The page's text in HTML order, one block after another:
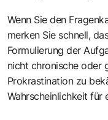
Wenn Sie den
merken Sie schnell,
Formulierung der
nicht chronische oder
Prokrastination zu
Wahrscheinlichkeit für